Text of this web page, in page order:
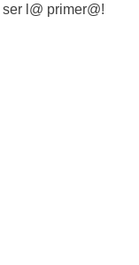
l@ primer@!